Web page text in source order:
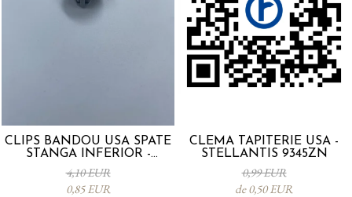
CLIPS BANDOU USA SPATE
STANGA INFERIOR -
KD5351SJ3A
4,10 EUR
0,85 EUR
CLEMA TAPITERIE USA -
STELLANTIS 9345ZN
0,99 EUR
de 0,50 EUR